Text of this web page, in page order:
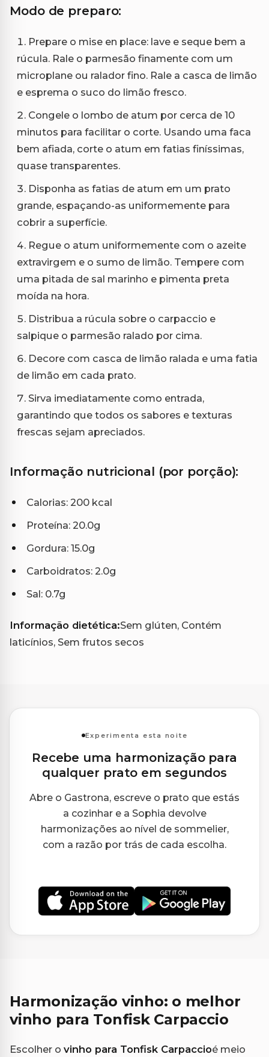
Modo de preparo:
Prepare o mise en place: lave e seque bem a
rúcula. Rale o parmesão finamente com um
microplane ou ralador fino. Rale a casca de limão
e esprema o suco do limão fresco.
Congele o lombo de atum por cerca de 10
minutos para facilitar o corte. Usando uma faca
bem afiada, corte o atum em fatias finíssimas,
quase transparentes.
Disponha as fatias de atum em um prato
grande, espaçando-as uniformemente para
cobrir a superfície.
Regue o atum uniformemente com o azeite
extravirgem e o sumo de limão. Tempere com
uma pitada de sal marinho e pimenta preta
moída na hora.
Distribua a rúcula sobre o carpaccio e
salpique o parmesão ralado por cima.
Decore com casca de limão ralada e uma fatia
de limão em cada prato.
Sirva imediatamente como entrada,
garantindo que todos os sabores e texturas
frescas sejam apreciados.
Informação nutricional (por porção):
Calorias: 200 kcal
Proteína: 20.0g
Gordura: 15.0g
Carboidratos: 2.0g
Sal: 0.7g
Informação dietética:Sem glúten, Contém
laticínios, Sem frutos secos
Experimenta esta noite
Recebe uma harmonização para
qualquer prato em segundos
Abre o Gastrona, escreve o prato que estás
a cozinhar e a Sophia devolve
harmonizações ao nível de sommelier,
com a razão por trás de cada escolha.
Harmonização vinho: o melhor
vinho para Tonfisk Carpaccio
Escolher o vinho para Tonfisk Carpaccioé meio